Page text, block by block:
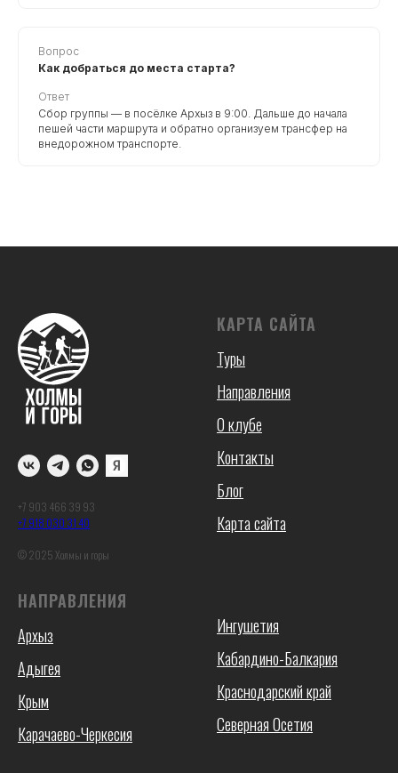
Вопрос
Как добраться до места старта?
Ответ
Сбор группы — в посёлке Архыз в 9:00. Дальше до начала
пешей части маршрута и обратно организуем трансфер на
внедорожном транспорте.
+7 903 466 39 93
+7 918 030 31 40
© 2025 Холмы и горы
КАРТА САЙТА
Туры
Направления
О клубе
Контакты
Блог
Карта сайта
НАПРАВЛЕНИЯ
Архыз
Адыгея
Крым
Карачаево-Черкесия
Ингушетия
Кабардино-Балкария
Краснодарский край
Северная Осетия